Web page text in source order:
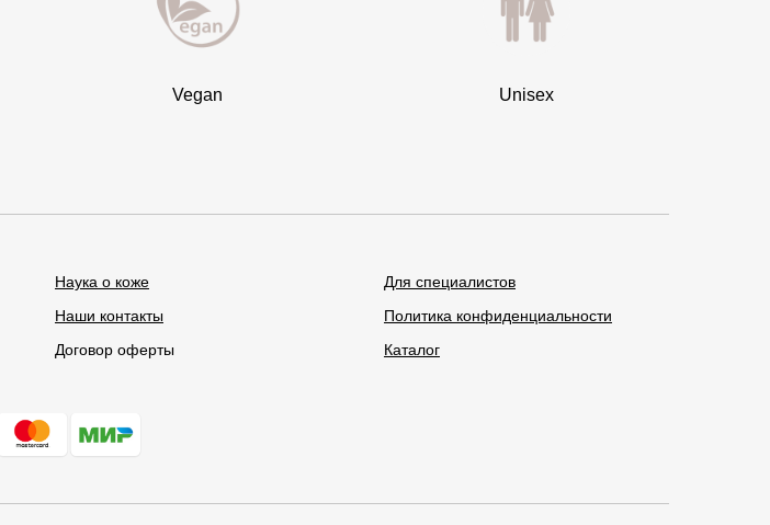
Vegan Unisex
Наука о коже
Наши контакты
Договор оферты
Для специалистов
Политика конфиденциальности
Каталог